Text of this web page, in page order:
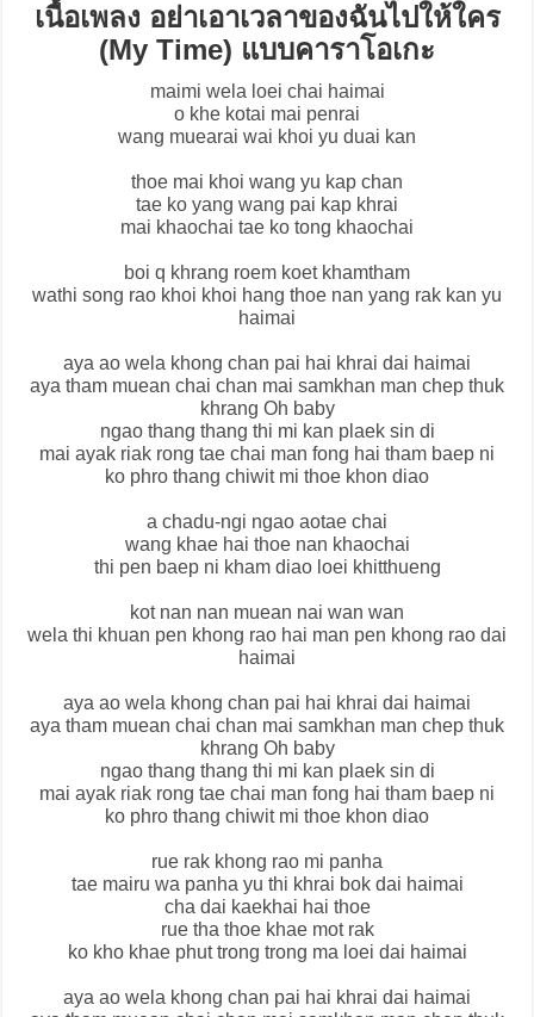
เนื้อเพลง อย่าเอาเวลาของฉันไปให้ใคร
(My Time) แบบคาราโอเกะ
maimi wela loei chai haimai
o khe kotai mai penrai
wang muearai wai khoi yu duai kan
thoe mai khoi wang yu kap chan
tae ko yang wang pai kap khrai
mai khaochai tae ko tong khaochai
boi q khrang roem koet khamtham
wathi song rao khoi khoi hang thoe nan yang rak kan yu
haimai
aya ao wela khong chan pai hai khrai dai haimai
aya tham muean chai chan mai samkhan man chep thuk
khrang Oh baby
ngao thang thang thi mi kan plaek sin di
mai ayak riak rong tae chai man fong hai tham baep ni
ko phro thang chiwit mi thoe khon diao
a chadu-ngi ngao aotae chai
wang khae hai thoe nan khaochai
thi pen baep ni kham diao loei khitthueng
kot nan nan muean nai wan wan
wela thi khuan pen khong rao hai man pen khong rao dai
haimai
aya ao wela khong chan pai hai khrai dai haimai
aya tham muean chai chan mai samkhan man chep thuk
khrang Oh baby
ngao thang thang thi mi kan plaek sin di
mai ayak riak rong tae chai man fong hai tham baep ni
ko phro thang chiwit mi thoe khon diao
rue rak khong rao mi panha
tae mairu wa panha yu thi khrai bok dai haimai
cha dai kaekhai hai thoe
rue tha thoe khae mot rak
ko kho khae phut trong trong ma loei dai haimai
aya ao wela khong chan pai hai khrai dai haimai